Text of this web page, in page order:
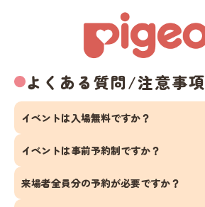
よくある質問/注意事項
イベントは入場無料ですか？
イベントは事前予約制ですか？
来場者全員分の予約が必要ですか？